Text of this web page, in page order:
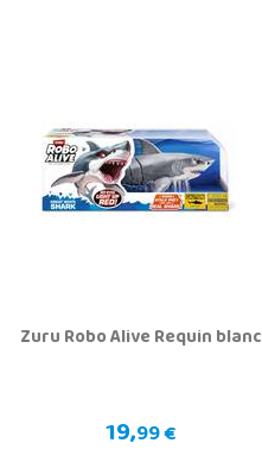
Zuru Robo Alive Requin blanc
19,99 €